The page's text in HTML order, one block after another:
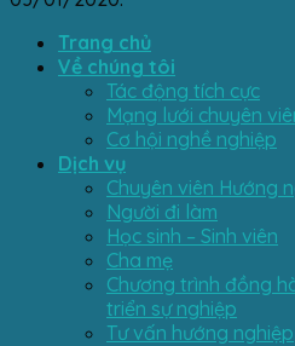
Trang chủ
Về chúng tôi
Tác động tích cực
Mạng lưới chuyên
Cơ hội nghề nghiệp
Dịch vụ
Chuyên viên Hướng
Người đi làm
Học sinh – Sinh viên
Cha mẹ
Chương trình đồng
triển sự nghiệp
Tư vấn hướng nghiệp